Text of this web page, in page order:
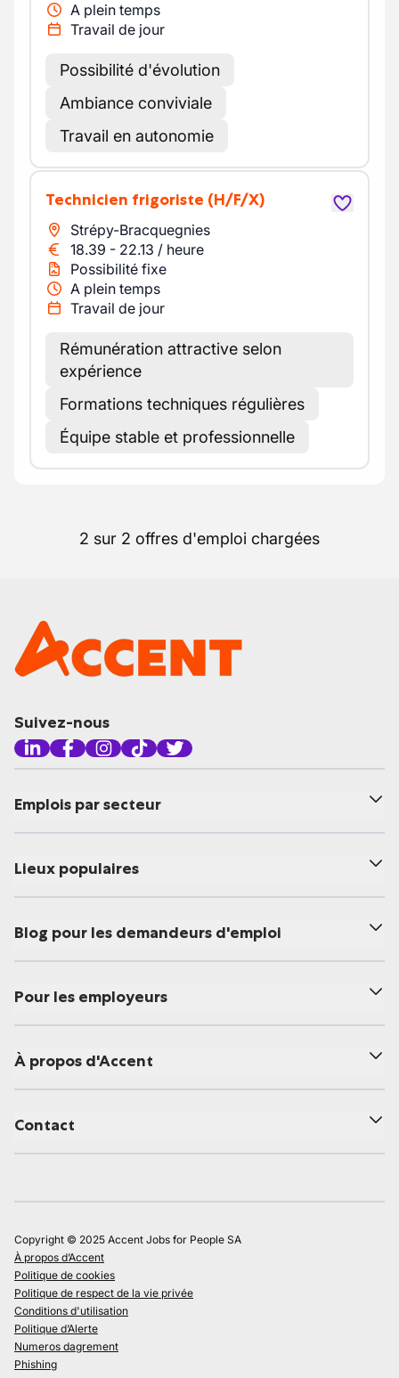
A plein temps
Travail de jour
Possibilité d'évolution
Ambiance conviviale
Travail en autonomie
Technicien frigoriste (H/F/X)
Strépy-Bracquegnies
18.39 - 22.13 / heure
Possibilité fixe
A plein temps
Travail de jour
Rémunération attractive selon
expérience
Formations techniques régulières
Équipe stable et professionnelle
2 sur 2 offres d'emploi chargées
Suivez-nous
Emplois par secteur
Lieux populaires
Blog pour les demandeurs d'emploi
Pour les employeurs
À propos d'Accent
Contact
Copyright © 2025 Accent Jobs for People SA
À propos d’Accent
Politique de cookies
Politique de respect de la vie privée
Conditions d'utilisation
Politique d’Alerte
Numeros dagrement
Phishing